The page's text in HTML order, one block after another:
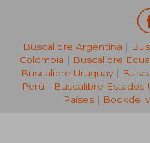
Buscalibre Argentina |
Colombia | Buscalibre
Buscalibre Uruguay|
Perú | Buscalibre Estados
Países |